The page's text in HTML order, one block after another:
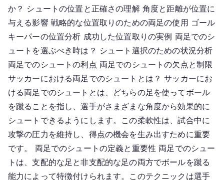
か？ シュートの位置と正確さの理解 角度と距離が位置に
与える影響 戦略的な位置取りのための両足の使用 ゴール
キーパーの位置分析 成功した位置取りの実例 両足でのシ
ュートを選ぶべき時は？ シュート選択のための状況分析
両足でのシュートの利点 両足でのシュートの欠点と制限
サッカーにおける両足でのシュートとは？ サッカーにお
ける両足でのシュートとは、どちらの足を使ってボール
を蹴ることを指し、選手がさまざまな角度から効果的に
シュートできるようにします。この柔軟性は、試合中に
攻撃の圧力を維持し、得点の機会を生み出すために重要
です。 両足でのシュートの定義と重要性 両足でのシュー
トは、支配的な足と非支配的な足の両方でボールを蹴る
能力によって特徴付けられます。このテクニックは選手